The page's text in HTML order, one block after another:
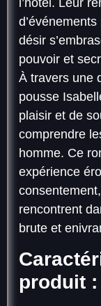
l’hôtel. Leur
désir
pouvoir et
À travers une
pousse
plaisir et de
comprendre
homme. Ce
expérience
rencontrent
brute et
produit :